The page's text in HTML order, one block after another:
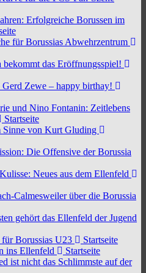
Erfolgreiche Borussen im
für Borussias Abwehrzentrum
bekommt das Eröffnungsspiel!
Gerd Zewe – happy birthay!
und Nino Fontanin: Zeitlebens
Startseite
Sinne von Kurt Gluding
Die Offensive der Borussia
Neues aus dem Ellenfeld
Calmesweiler über die Borussia
gehört das Ellenfeld der Jugend
für Borussias U23
Startseite
ins Ellenfeld
Startseite
ist nicht das Schlimmste auf der